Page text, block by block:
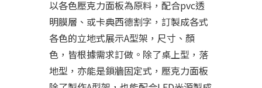
以各色壓克力面板為原料，配合pvc透
明膜層、或卡典西德割字，訂製成各式
各色的立地式展示A型架，尺寸、顏
色，皆根據需求訂做。除了桌上型，落
地型，亦能是鎖牆固定式，壓克力面板